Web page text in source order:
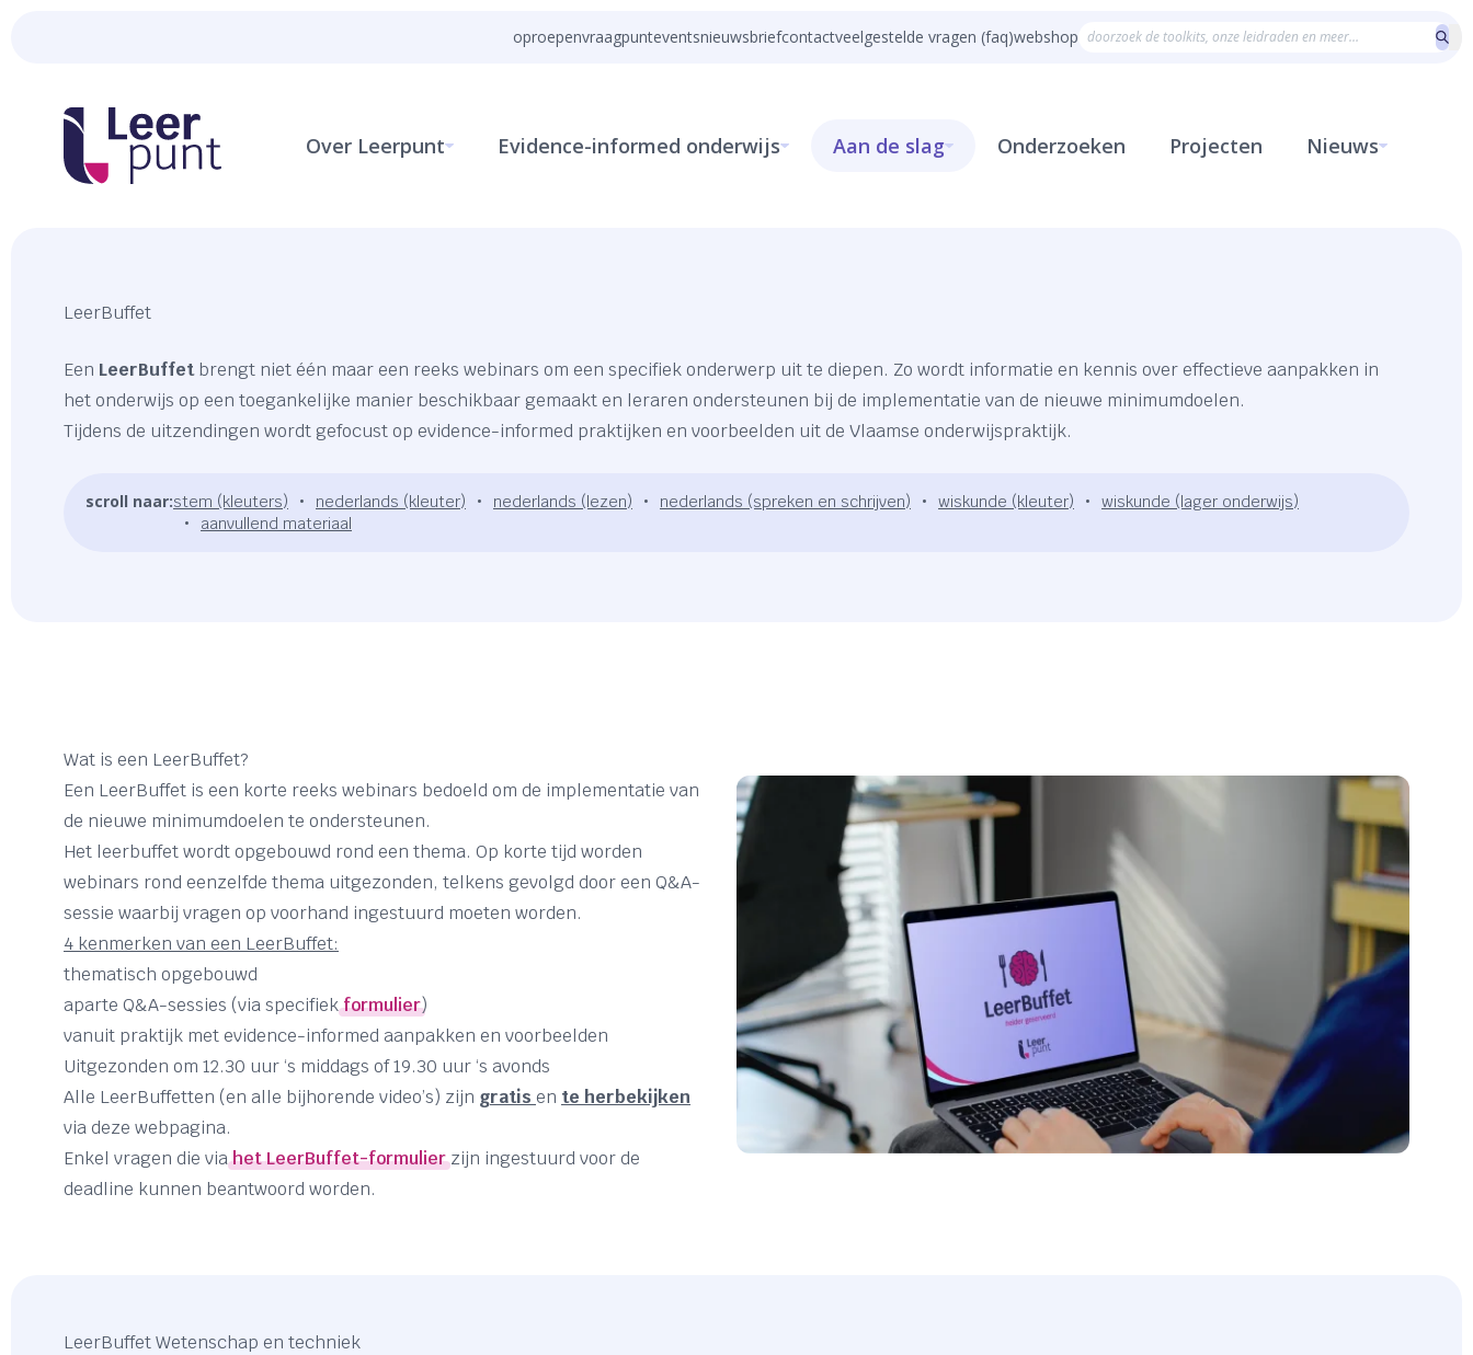
oproepenvraagpunteventsnieuwsbriefcontactveelgestelde vragen (faq)webshop
Over Leerpunt Evidence-informed onderwijs Aan de slag Onderzoeken Projecten Nieuws
LeerBuffet
Een LeerBuffetbrengt niet één maar een reeks webinars om een specifiek onderwerp uit te diepen. Zo wordt informatie en kennis over effectieve aanpakken in
het onderwijs op een toegankelijke manier beschikbaar gemaakt en leraren ondersteunen bij de implementatie van de nieuwe minimumdoelen.
Tijdens de uitzendingen wordt gefocust op evidence-informed praktijken en voorbeelden uit de Vlaamse onderwijspraktijk.
scroll naar:stem (kleuters) nederlands (kleuter) nederlands (lezen) nederlands (spreken en schrijven) wiskunde (kleuter)
wiskunde (lager onderwijs)
aanvullend materiaal
Wat is een LeerBuffet?
Een LeerBuffet is een korte reeks webinars bedoeld om de implementatie van
de nieuwe minimumdoelen te ondersteunen.
Het leerbuffet wordt opgebouwd rond een thema. Op korte tijd worden
webinars rond eenzelfde thema uitgezonden, telkens gevolgd door een Q&A-
sessie waarbij vragen op voorhand ingestuurd moeten worden.
4 kenmerken van een LeerBuffet:
thematisch opgebouwd
aparte Q&A-sessies (via specifiekformulier)
vanuit praktijk met evidence-informed aanpakken en voorbeelden
Uitgezonden om 12.30 uur ‘s middags of 19.30 uur ‘s avonds
Alle LeerBuffetten (en alle bijhorende video’s) zijn gratis en te herbekijken
via deze webpagina.
Enkel vragen die viahet LeerBuffet-formulierzijn ingestuurd voor de
deadline kunnen beantwoord worden.
LeerBuffet Wetenschap en techniek